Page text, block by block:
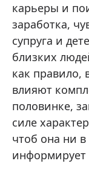
карьеры и
заработка,
супруга и
близких
как правило,
влияют
половинке,
силе
чтоб она ни
информирует